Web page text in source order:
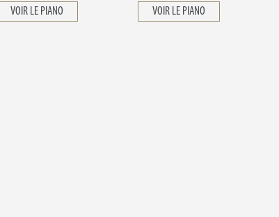
VOIR LE PIANO VOIR LE PIANO